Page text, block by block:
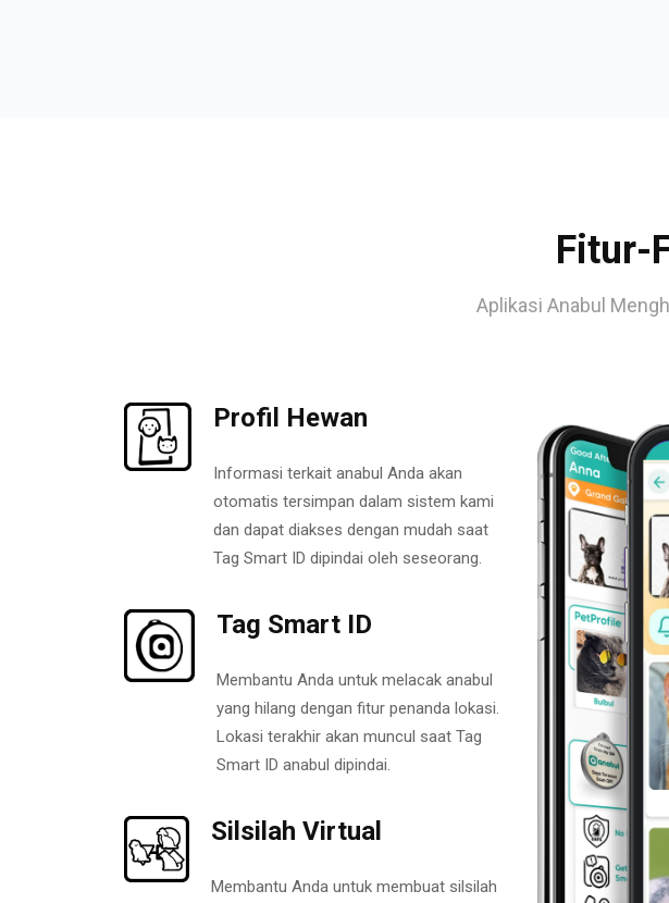
Fitur-
Aplikasi Anabul
Profil Hewan
Informasi terkait anabul Anda akan
otomatis tersimpan dalam sistem kami
dan dapat diakses dengan mudah saat
Tag Smart ID dipindai oleh seseorang.
Tag Smart ID
Membantu Anda untuk melacak anabul
yang hilang dengan fitur penanda lokasi.
Lokasi terakhir akan muncul saat Tag
Smart ID anabul dipindai.
Silsilah Virtual
Membantu Anda untuk membuat silsilah